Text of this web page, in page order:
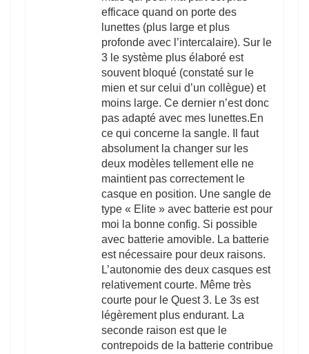
efficace quand on porte des
lunettes (plus large et plus
profonde avec l’intercalaire). Sur le
3 le système plus élaboré est
souvent bloqué (constaté sur le
mien et sur celui d’un collègue) et
moins large. Ce dernier n’est donc
pas adapté avec mes lunettes.En
ce qui concerne la sangle. Il faut
absolument la changer sur les
deux modèles tellement elle ne
maintient pas correctement le
casque en position. Une sangle de
type « Elite » avec batterie est pour
moi la bonne config. Si possible
avec batterie amovible. La batterie
est nécessaire pour deux raisons.
L’autonomie des deux casques est
relativement courte. Même très
courte pour le Quest 3. Le 3s est
légèrement plus endurant. La
seconde raison est que le
contrepoids de la batterie contribue